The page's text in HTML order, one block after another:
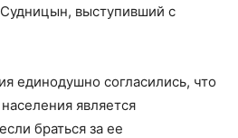
выступивший с
единодушно согласились, что
является
браться за ее